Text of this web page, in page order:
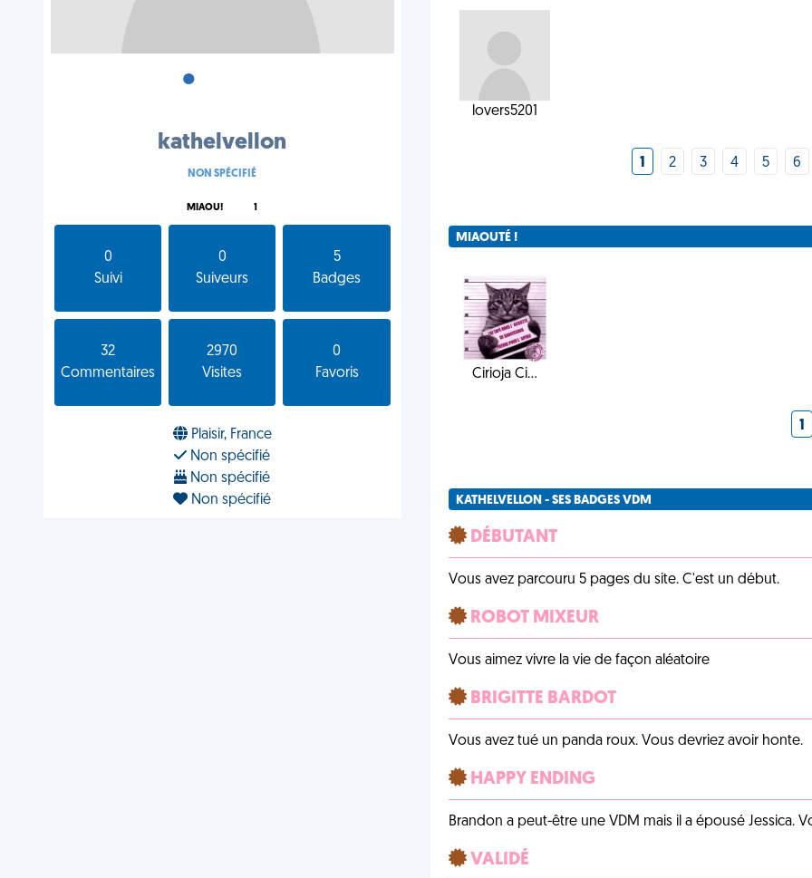
•
kathelvellon
NON SPÉCIFIÉ
MIAOU! 1
0
Suivi
0
Suiveurs
5
Badges
32
Commentaires
2970
Visites
0
Favoris
Plaisir, France
Non spécifié
Non spécifié
Non spécifié
lovers5201
1 2 3 4 5 6
MIAOUTÉ !
Cirioja Ci...
1
KATHELVELLON - SES BADGES VDM
DÉBUTANT
Vous avez parcouru 5 pages du site. C'est un début.
ROBOT MIXEUR
Vous aimez vivre la vie de façon aléatoire
BRIGITTE BARDOT
Vous avez tué un panda roux. Vous devriez avoir honte.
HAPPY ENDING
Brandon a peut-être une VDM mais il a épousé Jessica.
VALIDÉ